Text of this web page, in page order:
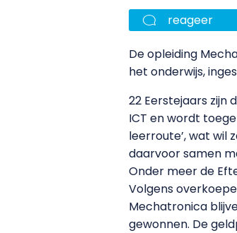
reageer
De opleiding
het onderwijs,
22 Eerstejaars
ICT en wordt
leerroute’, wat wil
daarvoor samen
Onder meer de
Volgens
Mechatronica
gewonnen. De